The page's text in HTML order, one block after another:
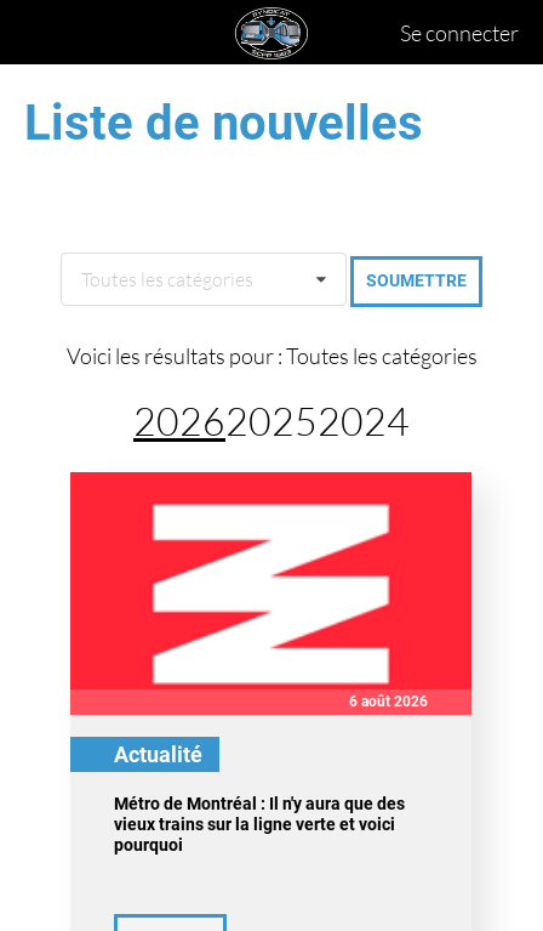
Se connecter
Liste de nouvelles
Toutes les catégories
Voici les résultats pour : Toutes les catégories
202620252024
6 août 2026
Actualité
Métro de Montréal : Il n'y aura que des
vieux trains sur la ligne verte et voici
pourquoi